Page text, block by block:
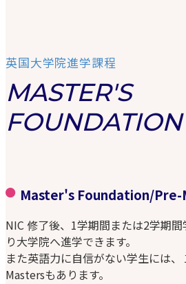
英国大学院進学課程
MASTER'S
FOUNDATION
Master's Foundation/Pre-
NIC 修了後、1学期間または2学期
り大学院へ進学できます。
また英語力に自信がない学生には
Mastersもあります。